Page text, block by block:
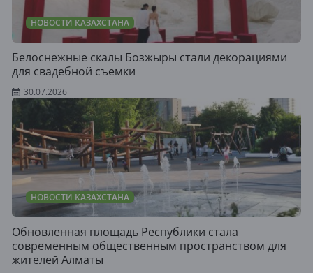
НОВОСТИ КАЗАХСТАНА
Белоснежные скалы Бозжыры стали декорациями
для свадебной съемки
30.07.2026
НОВОСТИ КАЗАХСТАНА
Обновленная площадь Республики стала
современным общественным пространством для
жителей Алматы